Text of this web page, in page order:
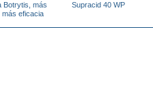
Botrytis, más
eficacia
Supracid 40 WP